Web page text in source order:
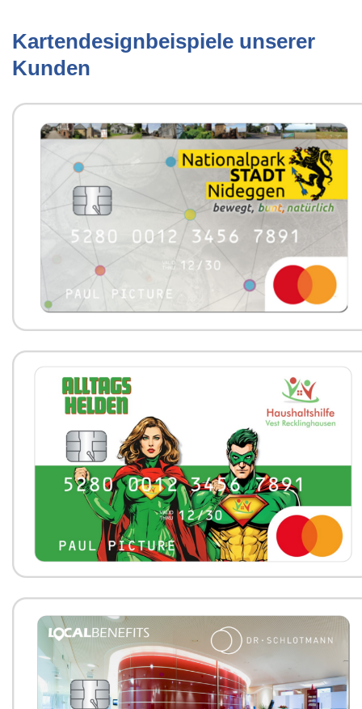
Kartendesignbeispiele unserer
Kunden